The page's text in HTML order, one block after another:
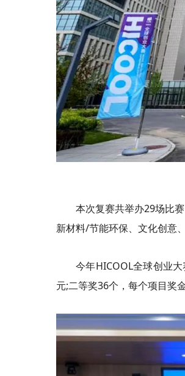
本次复赛共举办29场比
新材料/节能环保、文化创意
今年HICOOL全球创业
元;二等奖36个，每个项目奖